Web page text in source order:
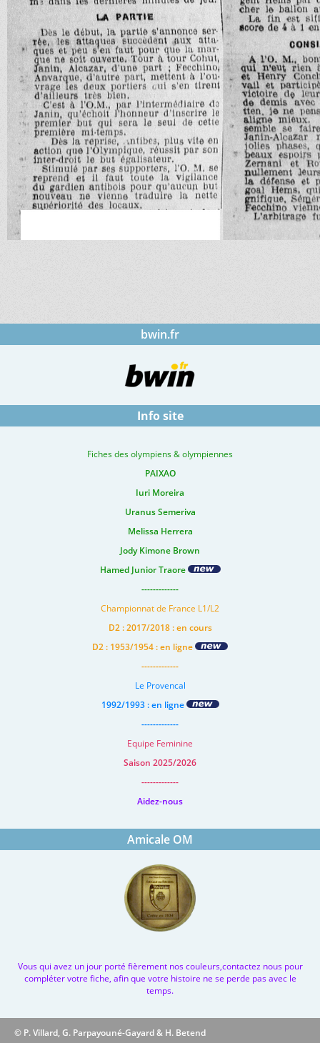
bwin.fr
Info site
Fiches des olympiens & olympiennes
PAIXAO
Iuri Moreira
Uranus Semeriva
Melissa Herrera
Jody Kimone Brown
Hamed Junior Traore
-------------
Championnat de France L1/L2
D2 : 2017/2018 : en cours
D2 : 1953/1954 : en ligne
-------------
Le Provencal
1992/1993 : en ligne
-------------
Equipe Feminine
Saison 2025/2026
-------------
Aidez-nous
Amicale OM
Vous qui avez un jour porté fièrement nos couleurs,contactez nous pour
compléter votre fiche, afin que votre histoire ne se perde pas avec le
temps.
© P. Villard, G. Parpayouné-Gayard & H. Betend